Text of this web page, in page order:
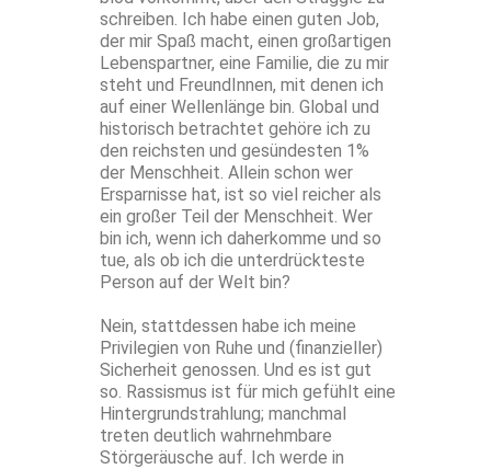
schreiben. Ich habe einen guten Job,
der mir Spaß macht, einen großartigen
Lebenspartner, eine Familie, die zu mir
steht und FreundInnen, mit denen ich
auf einer Wellenlänge bin. Global und
historisch betrachtet gehöre ich zu
den reichsten und gesündesten 1%
der Menschheit. Allein schon wer
Ersparnisse hat, ist so viel reicher als
ein großer Teil der Menschheit. Wer
bin ich, wenn ich daherkomme und so
tue, als ob ich die unterdrückteste
Person auf der Welt bin?
Nein, stattdessen habe ich meine
Privilegien von Ruhe und (finanzieller)
Sicherheit genossen. Und es ist gut
so. Rassismus ist für mich gefühlt eine
Hintergrundstrahlung; manchmal
treten deutlich wahrnehmbare
Störgeräusche auf. Ich werde in